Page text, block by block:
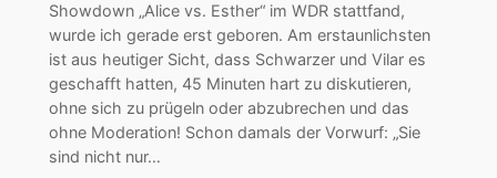
Showdown „Alice vs. Esther“ im WDR stattfand,
wurde ich gerade erst geboren. Am erstaunlichsten
ist aus heutiger Sicht, dass Schwarzer und Vilar es
geschafft hatten, 45 Minuten hart zu diskutieren,
ohne sich zu prügeln oder abzubrechen und das
ohne Moderation! Schon damals der Vorwurf: „Sie
sind nicht nur…